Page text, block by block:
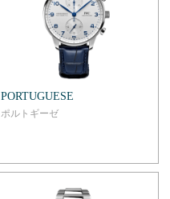
PORTUGUESE
ポルトギーゼ